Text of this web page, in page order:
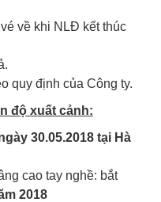
về khi NLĐ kết thúc
quy định của Công ty.
độ xuất cảnh:
30.05.2018 tại Hà
cao tay nghề: bắt
2018